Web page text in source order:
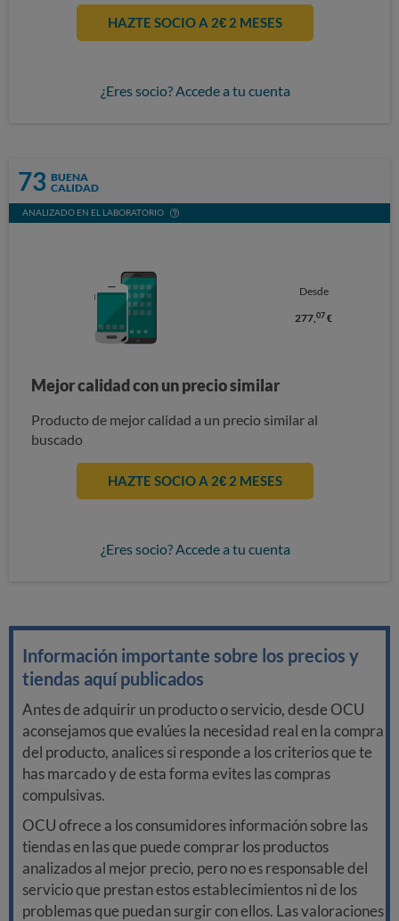
HAZTE SOCIO A 2€ 2 MESES
¿Eres socio? Accede a tu cuenta
73 BUENA
CALIDAD
ANALIZADO EN EL LABORATORIO
Desde
277,07 €
Mejor calidad con un precio similar
Producto de mejor calidad a un precio similar al
buscado
HAZTE SOCIO A 2€ 2 MESES
¿Eres socio? Accede a tu cuenta
Información importante sobre los precios y
tiendas aquí publicados
Antes de adquirir un producto o servicio, desde OCU
aconsejamos que evalúes la necesidad real en la compra
del producto, analices si responde a los criterios que te
has marcado y de esta forma evites las compras
compulsivas.
OCU ofrece a los consumidores información sobre las
tiendas en las que puede comprar los productos
analizados al mejor precio, pero no es responsable del
servicio que prestan estos establecimientos ni de los
problemas que puedan surgir con ellos. Las valoraciones